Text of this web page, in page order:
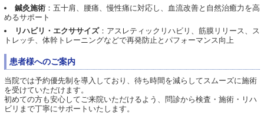
鍼灸施術 ：五十肩、腰痛、慢性痛に対応し、血流改善と自然治癒力を高
めるサポート
リハビリ・エクササイズ：アスレティックリハビリ、筋膜リリース、ス
トレッチ、体幹トレーニングなどで再発防止とパフォーマンス向上
患者様へのご案内
当院では予約優先制を導入しており、待ち時間を減らしてスムーズに施術
を受けていただけます。
初めての方も安心してご来院いただけるよう、問診から検査・施術・リハ
ビリまで丁寧にサポートいたします。